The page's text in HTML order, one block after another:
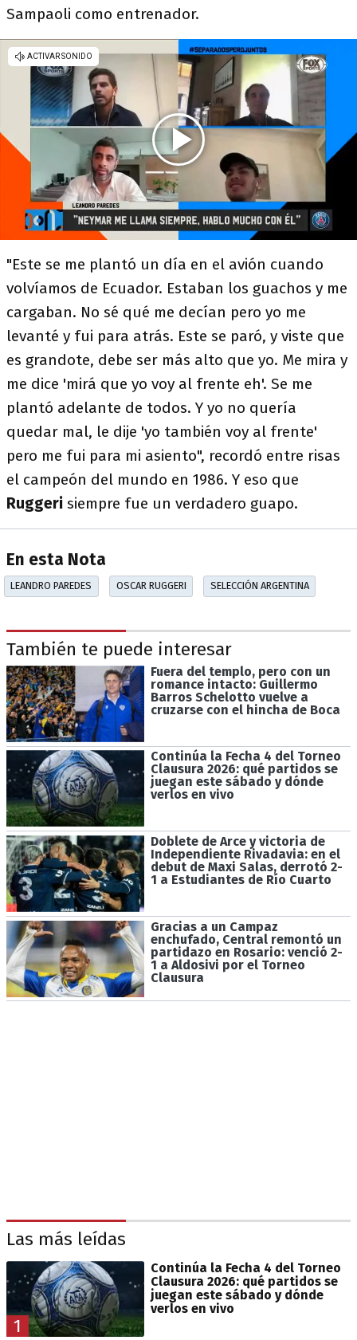
Sampaoli como entrenador.
"Este se me plantó un día en el avión cuando
volvíamos de Ecuador. Estaban los guachos y me
cargaban. No sé qué me decían pero yo me
levanté y fui para atrás. Este se paró, y viste que
es grandote, debe ser más alto que yo. Me mira y
me dice 'mirá que yo voy al frente eh'. Se me
plantó adelante de todos. Y yo no quería
quedar mal, le dije 'yo también voy al frente'
pero me fui para mi asiento", recordó entre risas
el campeón del mundo en 1986. Y eso que
Ruggeri siempre fue un verdadero guapo.
En esta Nota
LEANDRO PAREDES OSCAR RUGGERI SELECCIÓN ARGENTINA
También te puede interesar
Fuera del templo, pero con un
romance intacto: Guillermo
Barros Schelotto vuelve a
cruzarse con el hincha de Boca
Continúa la Fecha 4 del Torneo
Clausura 2026: qué partidos se
juegan este sábado y dónde
verlos en vivo
Doblete de Arce y victoria de
Independiente Rivadavia: en el
debut de Maxi Salas, derrotó 2-
1 a Estudiantes de Río Cuarto
Gracias a un Campaz
enchufado, Central remontó un
partidazo en Rosario: venció 2-
1 a Aldosivi por el Torneo
Clausura
Las más leídas
1
Continúa la Fecha 4 del Torneo
Clausura 2026: qué partidos se
juegan este sábado y dónde
verlos en vivo